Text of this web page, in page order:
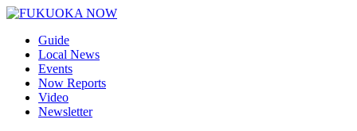
Guide
Local News
Events
Now Reports
Video
Newsletter